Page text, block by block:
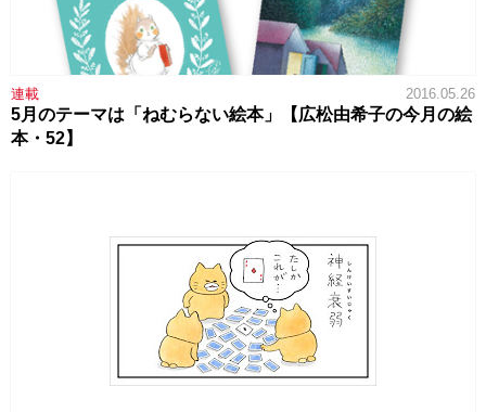
連載 2016.05.26
5月のテーマは「ねむらない絵本」【広松由希子の今月の絵
本・52】